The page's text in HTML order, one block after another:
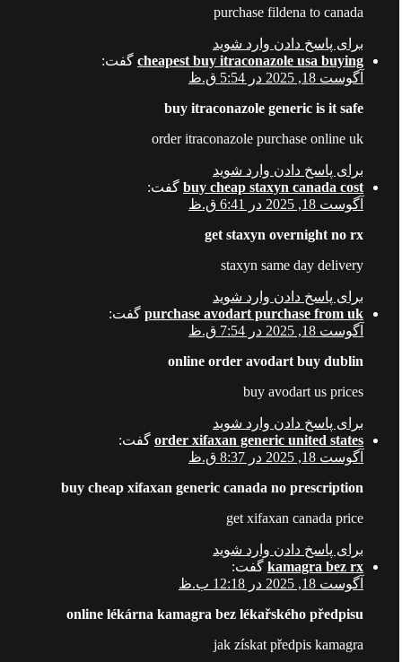
purchase fildena to canada
برای پاسخ دادن وارد شوید
cheapest buy itraconazole usa buying گفت:
آگوست 18, 2025 در 5:54 ق.ظ
buy itraconazole generic is it safe
order itraconazole purchase online uk
برای پاسخ دادن وارد شوید
buy cheap staxyn canada cost گفت:
آگوست 18, 2025 در 6:41 ق.ظ
get staxyn overnight no rx
staxyn same day delivery
برای پاسخ دادن وارد شوید
purchase avodart purchase from uk گفت:
آگوست 18, 2025 در 7:54 ق.ظ
online order avodart buy dublin
buy avodart us prices
برای پاسخ دادن وارد شوید
order xifaxan generic united states گفت:
آگوست 18, 2025 در 8:37 ق.ظ
buy cheap xifaxan generic canada no prescription
get xifaxan canada price
برای پاسخ دادن وارد شوید
kamagra bez rx گفت:
آگوست 18, 2025 در 12:18 ب.ظ
online lékárna kamagra bez lékařského předpisu
jak získat předpis kamagra